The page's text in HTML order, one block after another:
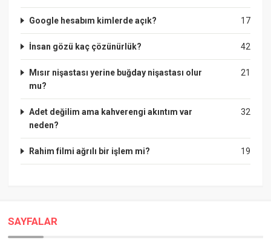
17
Google hesabım kimlerde açık?
42
İnsan gözü kaç çözünürlük?
21
Mısır nişastası yerine buğday nişastası olur
mu?
32
Adet değilim ama kahverengi akıntım var
neden?
19
Rahim filmi ağrılı bir işlem mi?
SAYFALAR